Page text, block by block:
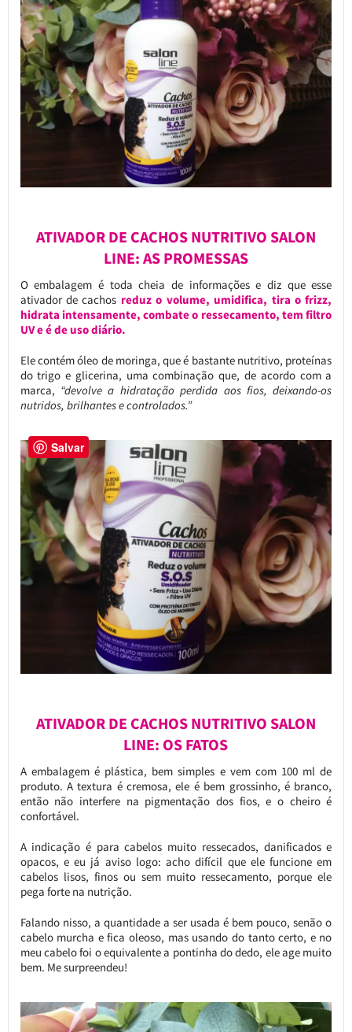
ATIVADOR DE CACHOS NUTRITIVO SALON
LINE: AS PROMESSAS
O embalagem é toda cheia de informações e diz que esse
ativador de cachos reduz o volume, umidifica, tira o frizz,
hidrata intensamente, combate o ressecamento, tem filtro
UV e é de uso diário.
Ele contém óleo de moringa, que é bastante nutritivo, proteínas
do trigo e glicerina, uma combinação que, de acordo com a
marca, “devolve a hidratação perdida aos fios, deixando-os
nutridos, brilhantes e controlados.”
ATIVADOR DE CACHOS NUTRITIVO SALON
LINE: OS FATOS
A embalagem é plástica, bem simples e vem com 100 ml de
produto. A textura é cremosa, ele é bem grossinho, é branco,
então não interfere na pigmentação dos fios, e o cheiro é
confortável.
A indicação é para cabelos muito ressecados, danificados e
opacos, e eu já aviso logo: acho difícil que ele funcione em
cabelos lisos, finos ou sem muito ressecamento, porque ele
pega forte na nutrição.
Falando nisso, a quantidade a ser usada é bem pouco, senão o
cabelo murcha e fica oleoso, mas usando do tanto certo, e no
meu cabelo foi o equivalente a pontinha do dedo, ele age muito
bem. Me surpreendeu!
Salvar